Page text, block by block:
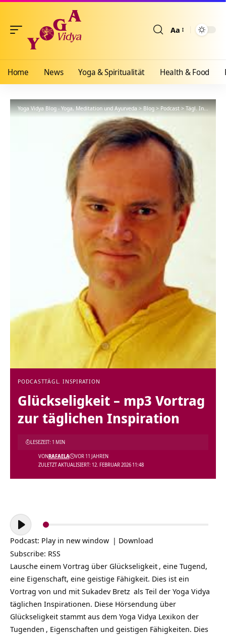
Aa
Home News Yoga & Spiritualität Health & Food
Yoga Vidya Blog - Yoga, Meditation und Ayurveda>Blog>Podcast>Tägl. Inspiration
PODCASTTÄGL. INSPIRATION
Glückseligkeit – mp3 Vortrag
zur täglichen Inspiration
ZULETZT AKTUALISIERT: 12. FEBRUAR 2026 11:48
VONRAFAELA VOR 11 JAHREN
LESEZEIT: 1 MIN
Audio-
Player
Podcast: Play in new window | Download
Subscribe: RSS
Lausche einem Vortrag über Glückseligkeit , eine Tugend,
eine Eigenschaft, eine geistige Fähigkeit. Dies ist ein
Vortrag von und mit Sukadev Bretz als Teil der Yoga Vidya
täglichen Inspirationen. Diese Hörsendung über
Glückseligkeit stammt aus dem Yoga Vidya Lexikon der
Tugenden , Eigenschaften und geistigen Fähigkeiten. Dies